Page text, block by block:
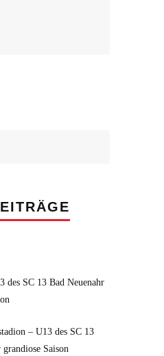
des SC 13 Bad Neuenahr
– U13 des SC 13
Saison